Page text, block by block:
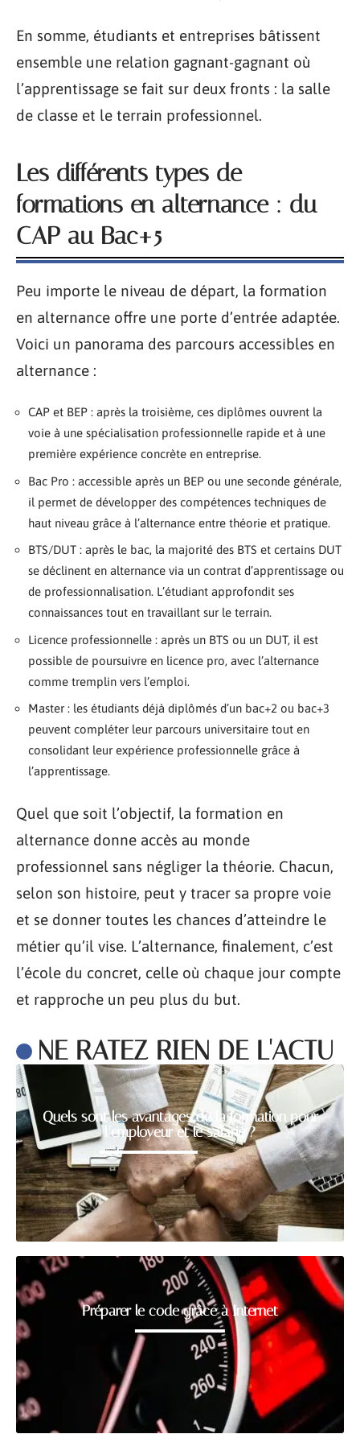
En somme, étudiants et entreprises bâtissent
ensemble une relation gagnant-gagnant où
l’apprentissage se fait sur deux fronts : la salle
de classe et le terrain professionnel.
Les différents types de
formations en alternance : du
CAP au Bac+5
Peu importe le niveau de départ, la formation
en alternance offre une porte d’entrée adaptée.
Voici un panorama des parcours accessibles en
alternance :
CAP et BEP : après la troisième, ces diplômes ouvrent la
voie à une spécialisation professionnelle rapide et à une
première expérience concrète en entreprise.
Bac Pro : accessible après un BEP ou une seconde générale,
il permet de développer des compétences techniques de
haut niveau grâce à l’alternance entre théorie et pratique.
BTS/DUT : après le bac, la majorité des BTS et certains DUT
se déclinent en alternance via un contrat d’apprentissage ou
de professionnalisation. L’étudiant approfondit ses
connaissances tout en travaillant sur le terrain.
Licence professionnelle : après un BTS ou un DUT, il est
possible de poursuivre en licence pro, avec l’alternance
comme tremplin vers l’emploi.
Master : les étudiants déjà diplômés d’un bac+2 ou bac+3
peuvent compléter leur parcours universitaire tout en
consolidant leur expérience professionnelle grâce à
l’apprentissage.
Quel que soit l’objectif, la formation en
alternance donne accès au monde
professionnel sans négliger la théorie. Chacun,
selon son histoire, peut y tracer sa propre voie
et se donner toutes les chances d’atteindre le
métier qu’il vise. L’alternance, finalement, c’est
l’école du concret, celle où chaque jour compte
et rapproche un peu plus du but.
NE RATEZ RIEN DE L'ACTU
Quels sont les avantages de la formation pour
l’employeur et le salarié ?
Préparer le code grâce à Internet